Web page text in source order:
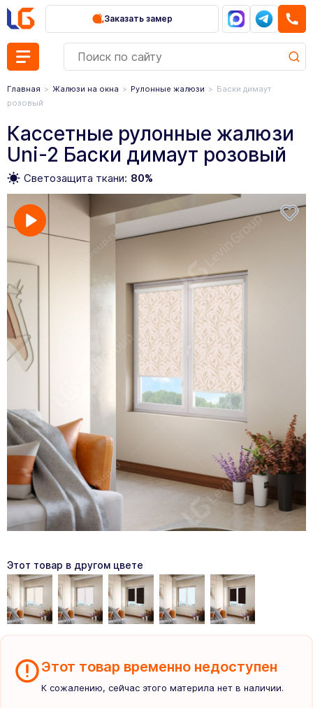
Заказать замер
Главная Жалюзи на окна Рулонные жалюзи
Баски димаут
розовый
Кассетные рулонные жалюзи
Uni-2 Баски димаут розовый
Светозащита ткани: 80%
Этот товар в другом цвете
Этот товар временно недоступен
К сожалению, сейчас этого материла нет в наличии.